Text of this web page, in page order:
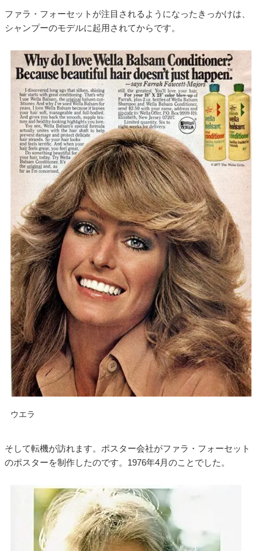
ファラ・フォーセットが注目されるようになったきっかけは、
シャンプーのモデルに起用されてからです。
ウエラ
そして転機が訪れます。ポスター会社がファラ・フォーセット
のポスターを制作したのです。1976年4月のことでした。